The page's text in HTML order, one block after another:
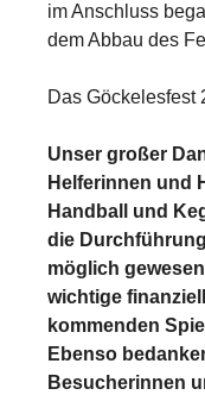
im Anschluss
dem Abbau des
Das Göckelesfest
Unser großer
Helferinnen und
Handball und
die
möglich
wichtige
kommenden
Ebenso
Besucherinnen